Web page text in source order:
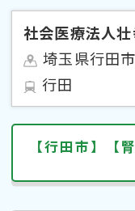
社会医療法人
埼玉県行田
行田
【行田市】【